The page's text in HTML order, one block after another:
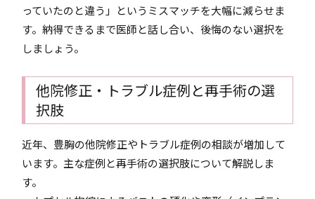
っていたのと違う」というミスマッチを大幅に減らせま
す。納得できるまで医師と話し合い、後悔のない選択を
しましょう。
他院修正・トラブル症例と再手術の選
択肢
近年、豊胸の他院修正やトラブル症例の相談が増加して
います。主な症例と再手術の選択肢について解説しま
す。